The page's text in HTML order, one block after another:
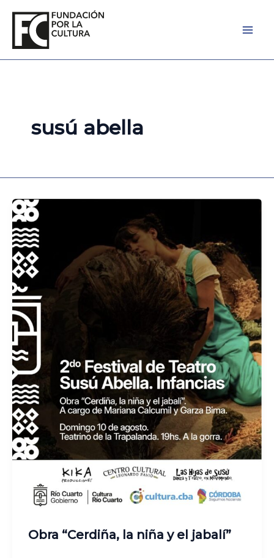
contenido
susú abella
Obra “Cerdiña, la niña y el jabalí”